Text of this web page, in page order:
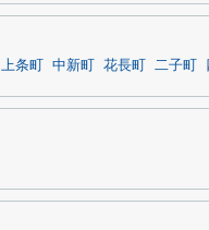
上条町 中新町 花長町 二子町